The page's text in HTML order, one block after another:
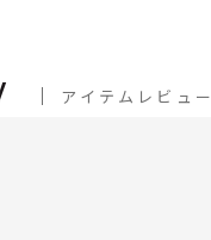
アイテムレビュー